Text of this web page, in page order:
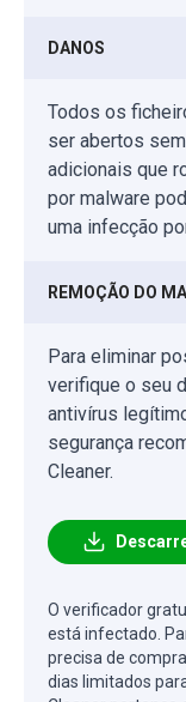
DANOS
Todos os
ser abertos
adicionais que
por malware
uma infecção
REMOÇÃO DO
Para eliminar
verifique o seu
antivírus
segurança
Cleaner.
O verificador
está infectado.
precisa de
dias limitados